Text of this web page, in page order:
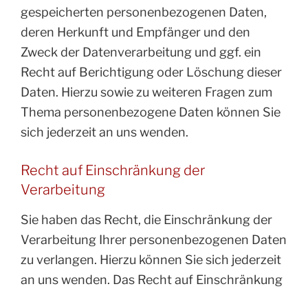
gespeicherten personenbezogenen Daten,
deren Herkunft und Empfänger und den
Zweck der Datenverarbeitung und ggf. ein
Recht auf Berichtigung oder Löschung dieser
Daten. Hierzu sowie zu weiteren Fragen zum
Thema personenbezogene Daten können Sie
sich jederzeit an uns wenden.
Recht auf Einschränkung der
Verarbeitung
Sie haben das Recht, die Einschränkung der
Verarbeitung Ihrer personenbezogenen Daten
zu verlangen. Hierzu können Sie sich jederzeit
an uns wenden. Das Recht auf Einschränkung